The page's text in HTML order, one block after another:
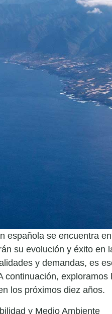
española se encuentra
su evolución y éxito en
y demandas, es
continuación,
los próximos diez años.
y Medio Ambiente